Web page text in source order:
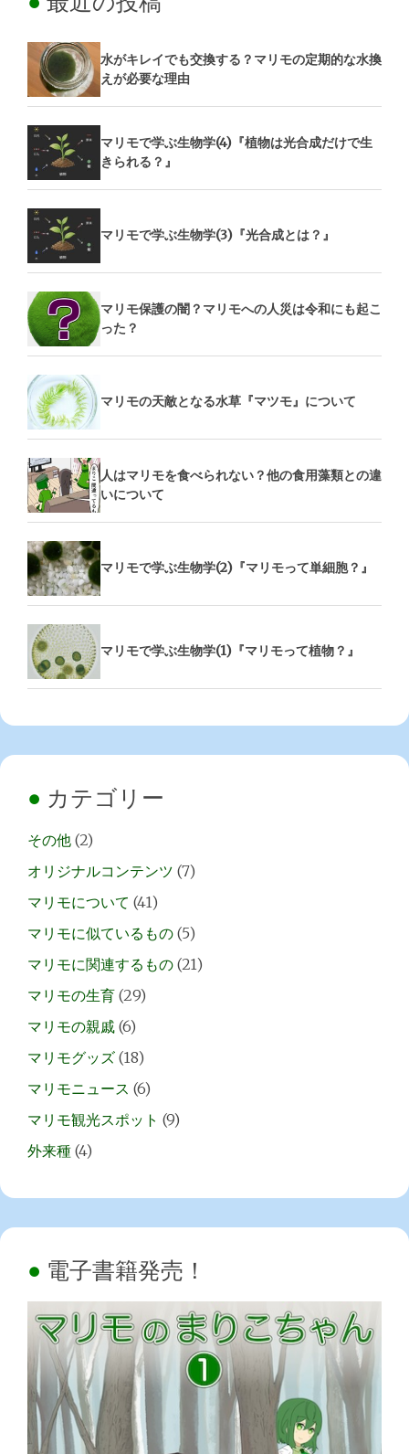
水がキレイでも交換する？マリモの定期的な水換
えが必要な理由
マリモで学ぶ生物学(4)『植物は光合成だけで生
きられる？』
マリモで学ぶ生物学(3)『光合成とは？』
マリモ保護の闇？マリモへの人災は令和にも起こ
った？
マリモの天敵となる水草『マツモ』について
人はマリモを食べられない？他の食用藻類との違
いについて
マリモで学ぶ生物学(2)『マリモって単細胞？』
マリモで学ぶ生物学(1)『マリモって植物？』
カテゴリー
その他 (2)
オリジナルコンテンツ (7)
マリモについて (41)
マリモに似ているもの (5)
マリモに関連するもの (21)
マリモの生育 (29)
マリモの親戚 (6)
マリモグッズ (18)
マリモニュース (6)
マリモ観光スポット (9)
外来種 (4)
電子書籍発売！